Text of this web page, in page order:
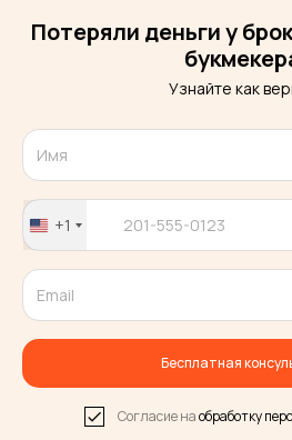
Потеряли деньги у
Узнайте как
United
States
+1
Бесплатная
Согласие наобработку